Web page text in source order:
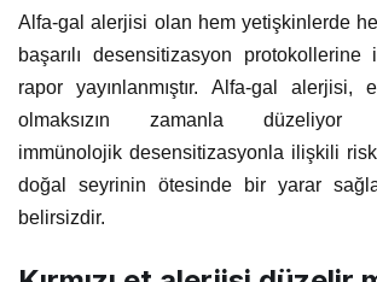
Alfa-gal alerjisi olan hem yetişkinlerde
başarılı desensitizasyon
rapor yayınlanmıştır. Alfa-gal alerjisi,
olmaksızın zamanla düzeliyor
immünolojik desensitizasyonla ilişkili
doğal seyrinin ötesinde bir yarar
belirsizdir.